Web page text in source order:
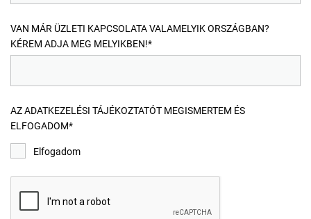
VAN MÁR ÜZLETI KAPCSOLATA VALAMELYIK ORSZÁGBAN?
KÉREM ADJA MEG MELYIKBEN!*
AZ ADATKEZELÉSI TÁJÉKOZTATÓT MEGISMERTEM ÉS
ELFOGADOM*
Elfogadom